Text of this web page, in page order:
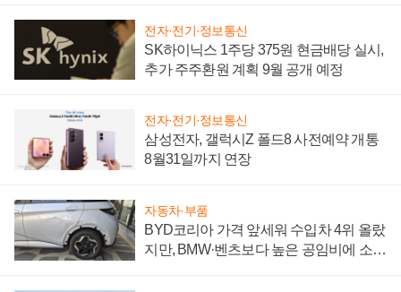
전자·전기·정보통신
SK하이닉스 1주당 375원 현금배당 실시,
추가 주주환원 계획 9월 공개 예정
전자·전기·정보통신
삼성전자, 갤럭시Z 폴드8 사전예약 개통
8월31일까지 연장
자동차·부품
BYD코리아 가격 앞세워 수입차 4위 올랐
지만, BMW·벤츠보다 높은 공임비에 소비